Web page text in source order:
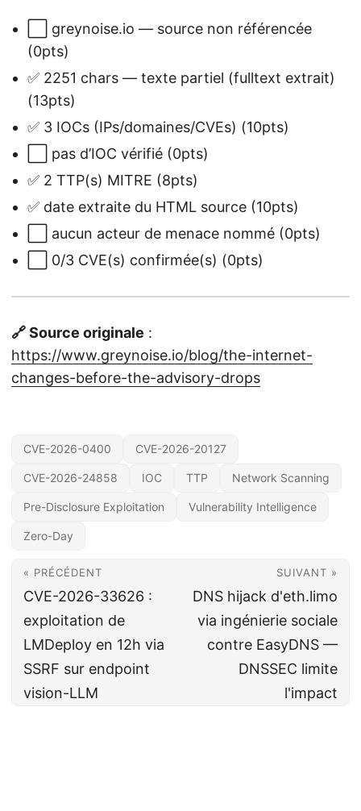
⬜ greynoise.io — source non référencée
(0pts)
✅ 2251 chars — texte partiel (fulltext extrait)
(13pts)
✅ 3 IOCs (IPs/domaines/CVEs) (10pts)
⬜ pas d’IOC vérifié (0pts)
✅ 2 TTP(s) MITRE (8pts)
✅ date extraite du HTML source (10pts)
⬜ aucun acteur de menace nommé (0pts)
⬜ 0/3 CVE(s) confirmée(s) (0pts)
🔗 Source originale :
https://www.greynoise.io/blog/the-internet-
changes-before-the-advisory-drops
CVE-2026-0400 CVE-2026-20127
CVE-2026-24858 IOC TTP Network Scanning
Pre-Disclosure Exploitation Vulnerability Intelligence
Zero-Day
« PRÉCÉDENT
CVE-2026-33626 :
exploitation de
LMDeploy en 12h via
SSRF sur endpoint
vision-LLM
SUIVANT »
DNS hijack d'eth.limo
via ingénierie sociale
contre EasyDNS —
DNSSEC limite
l'impact